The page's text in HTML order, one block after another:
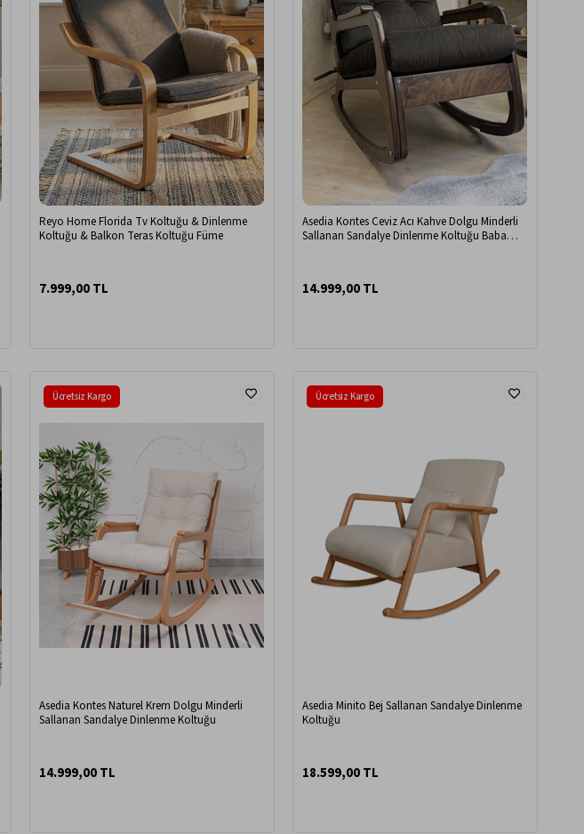
Reyo Home Florida Tv Koltuğu & Dinlenme
Koltuğu & Balkon Teras Koltuğu Füme
7.999,00 TL
Asedia Kontes Ceviz Acı Kahve Dolgu Minderli
Sallanan Sandalye Dinlenme Koltuğu Baba
14.999,00 TL
Asedia Kontes Naturel Krem Dolgu Minderli
Sallanan Sandalye Dinlenme Koltuğu
14.999,00 TL
Ücretsiz Kargo
Asedia Minito Bej Sallanan Sandalye Dinlenme
Koltuğu
18.599,00 TL
Ücretsiz Kargo